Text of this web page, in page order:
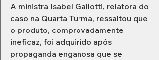
A ministra Isabel Gallotti, relatora do
caso na Quarta Turma, ressaltou que
o produto, comprovadamente
ineficaz, foi adquirido após
propaganda enganosa que se